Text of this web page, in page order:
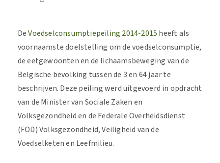
DeVoedselconsumptiepeiling 2014-2015 heeft als
voornaamste doelstelling om de voedselconsumptie,
de eetgewoonten en de lichaamsbeweging van de
Belgische bevolking tussen de 3 en 64 jaar te
beschrijven. Deze peiling werd uitgevoerd in opdracht
van de Minister van Sociale Zaken en
Volksgezondheid en de Federale Overheidsdienst
(FOD) Volksgezondheid, Veiligheid van de
Voedselketen en Leefmilieu.